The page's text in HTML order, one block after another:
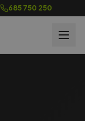
685 750 250